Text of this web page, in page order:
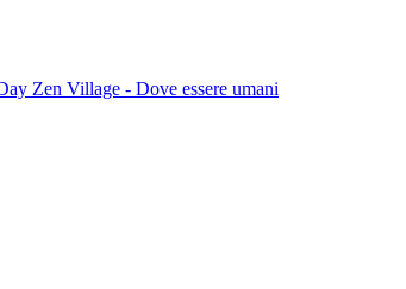
Zen Village - Dove essere umani